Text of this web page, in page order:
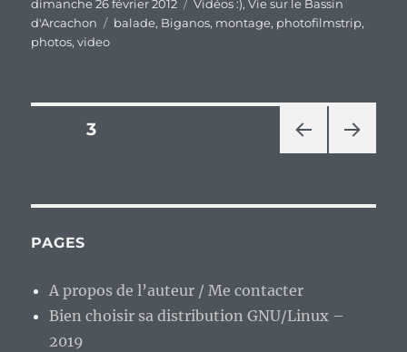
Publié
le
dimanche 26 février 2012 Catégories
Vidéos :),Vie sur le Bassin
d'Arcachon
Étiquettes
balade, Biganos, montage, photofilmstrip,
photos,video
Pagination
publications
CÉD
PAGE3
ANT
PAGES
A propos de l’auteur / Me contacter
Bien choisir sa distribution GNU/Linux –
2019